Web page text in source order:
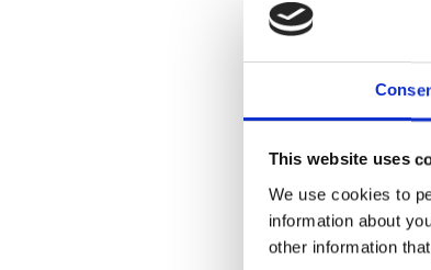
This website uses
We use cookies to
information about
other information